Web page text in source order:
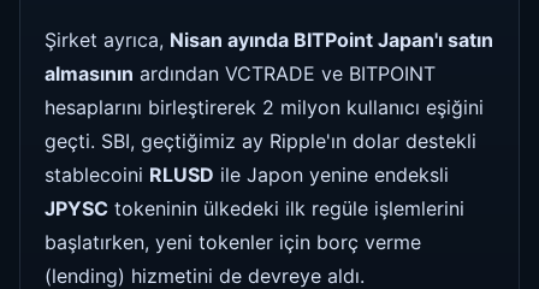
Şirket ayrıca, Nisan ayında BITPoint Japan'ı satın
almasının ardından VCTRADE ve BITPOINT
hesaplarını birleştirerek 2 milyon kullanıcı eşiğini
geçti. SBI, geçtiğimiz ay Ripple'ın dolar destekli
stablecoini RLUSD ile Japon yenine endeksli
JPYSC tokeninin ülkedeki ilk regüle işlemlerini
başlatırken, yeni tokenler için borç verme
(lending) hizmetini de devreye aldı.